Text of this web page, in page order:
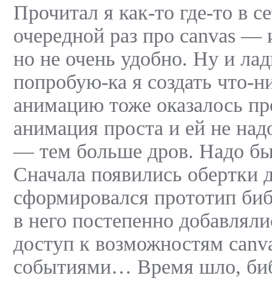
Прочитал я как-то где-то в
очередной раз про canvas —
но не очень удобно. Ну и
попробую-ка я создать что-
анимацию тоже оказалось
анимация проста и ей не
— тем больше дров. Надо
Сначала появились обертки
сформировался прототип
в него постепенно
доступ к возможностям
событиями… Время шло,